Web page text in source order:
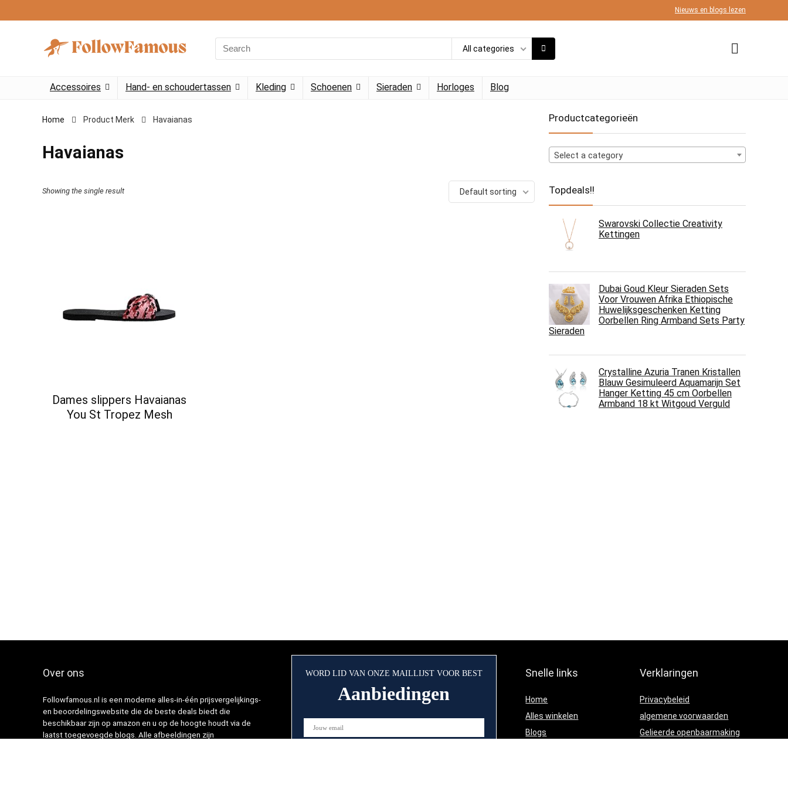
Nieuws en blogs lezen
Search
for:
All categories
Accessoires Hand- en schoudertassen Kleding Schoenen Sieraden Horloges Blog
Home Product Merk ‎Havaianas
‎Havaianas
Showing the single result Default sorting
Dames slippers Havaianas
You St Tropez Mesh
Productcategorieën
Select a category
Topdeals!!
Swarovski Collectie Creativity
Kettingen
Dubai Goud Kleur Sieraden Sets
Voor Vrouwen Afrika Ethiopische
Huwelijksgeschenken Ketting
Oorbellen Ring Armband Sets Party
Sieraden
Crystalline Azuria Tranen Kristallen
Blauw Gesimuleerd Aquamarijn Set
Hanger Ketting 45 cm Oorbellen
Armband 18 kt Witgoud Verguld
Over ons
Followfamous.nl is een moderne alles-in-één prijsvergelijkings-
en beoordelingswebsite die de beste deals biedt die
beschikbaar zijn op amazon en u op de hoogte houdt via de
laatst toegevoegde blogs. Alle afbeeldingen zijn
WORD LID VAN ONZE MAILLIJST VOOR BEST
Aanbiedingen
Snelle links
Home
Alles winkelen
Blogs
Verklaringen
Privacybeleid
algemene voorwaarden
Gelieerde openbaarmaking